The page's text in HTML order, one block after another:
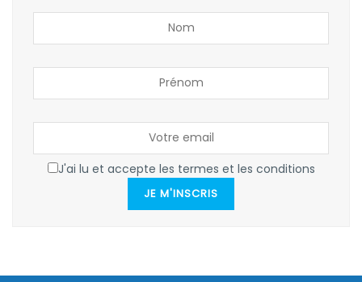
J'ai lu et accepte les termes et les conditions
JE M'INSCRIS